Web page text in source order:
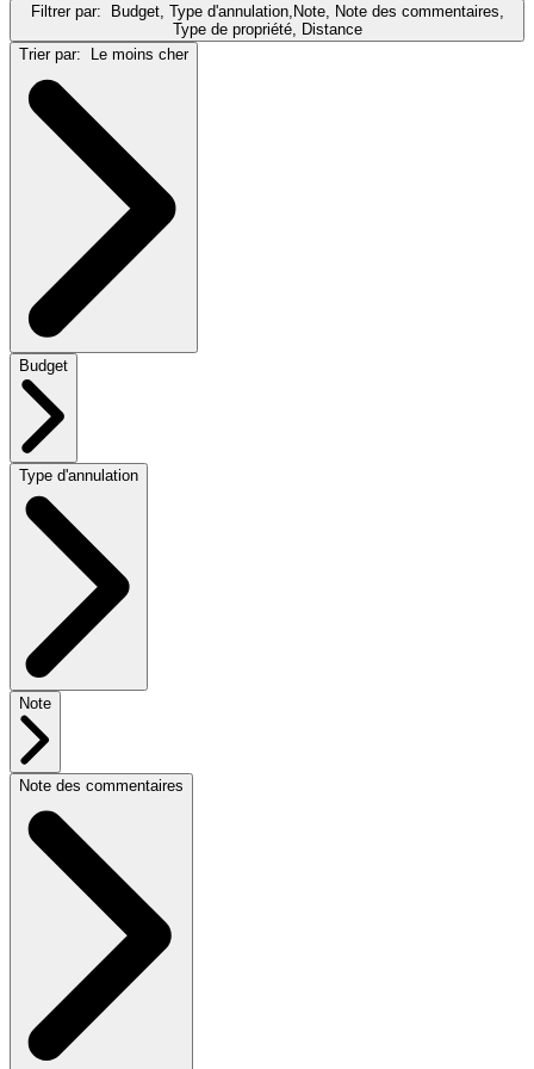
Filtrer par:
Budget, Type d'annulation,Note, Note des commentaires,
Type de propriété, Distance
Trier par:
Le moins cher
Budget
Type d'annulation
Note
Note des commentaires